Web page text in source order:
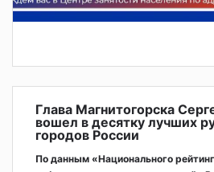
Глава Магнитогорска
вошел в десятку лучших
городов России
По данным «Национального